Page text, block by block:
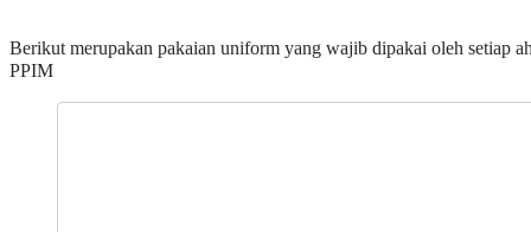
Berikut merupakan pakaian uniform yang wajib dipakai oleh setiap
PPIM